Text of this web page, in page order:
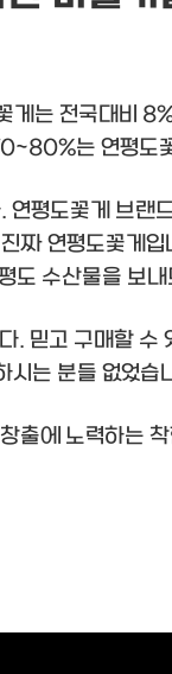
게는 전국대비
는 연평도
평도꽃게 브랜
짜 연평도꽃게입
도 수산물을 보
. 믿고 구매할 수
시는 분들 없었습
출에 노력하는